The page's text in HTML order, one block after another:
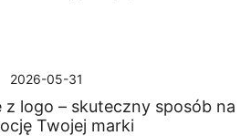
2026-05-31
logo – skuteczny sposób na
Twojej marki